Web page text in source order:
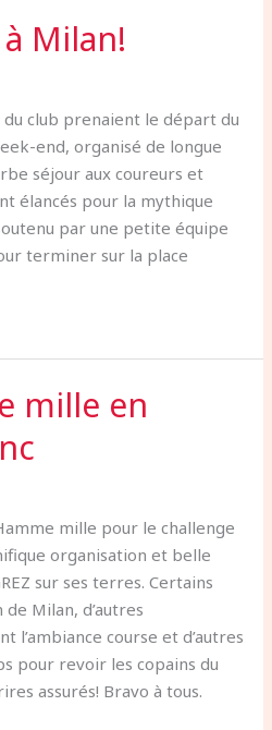
à Milan!
club prenaient le départ du
end, organisé de longue
séjour aux coureurs et
élancés pour la mythique
par une petite équipe
terminer sur la place
mille en
mille pour le challenge
organisation et belle
sur ses terres. Certains
Milan, d’autres
l’ambiance course et d’autres
pour revoir les copains du
assurés! Bravo à tous.